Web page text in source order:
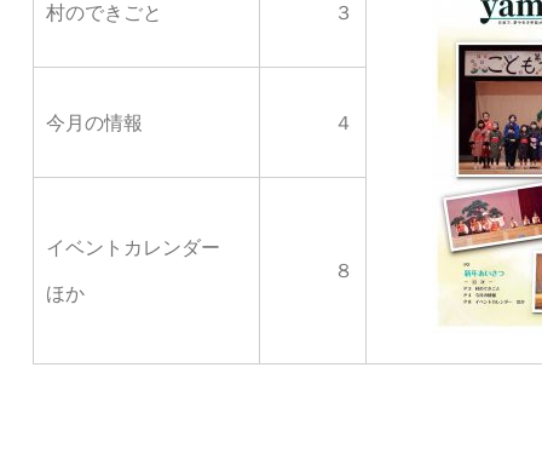
村のできごと ３
今月の情報 ４
イベントカレンダー
ほか
８